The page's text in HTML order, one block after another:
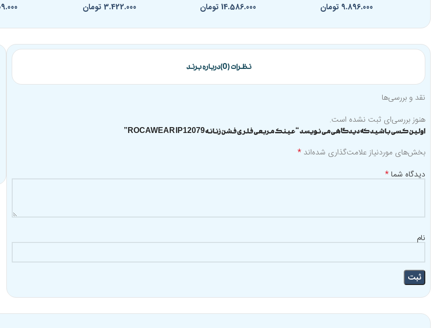
9.896.000 تومان
14.586.000 تومان
3.422.000 تومان
نظرات (0) درباره برند
نقد و بررسی‌ها
هنوز بررسی‌ای ثبت نشده است.
اولین کسی باشید که دیدگاهی می نویسد “عینک مربعی فلری فشن زنانه ROCAWEAR IP12079”
بخش‌های موردنیاز علامت‌گذاری شده‌اند *
دیدگاه شما*
نام